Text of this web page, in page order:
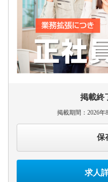
掲載終
掲載期間：2026年
保
求人